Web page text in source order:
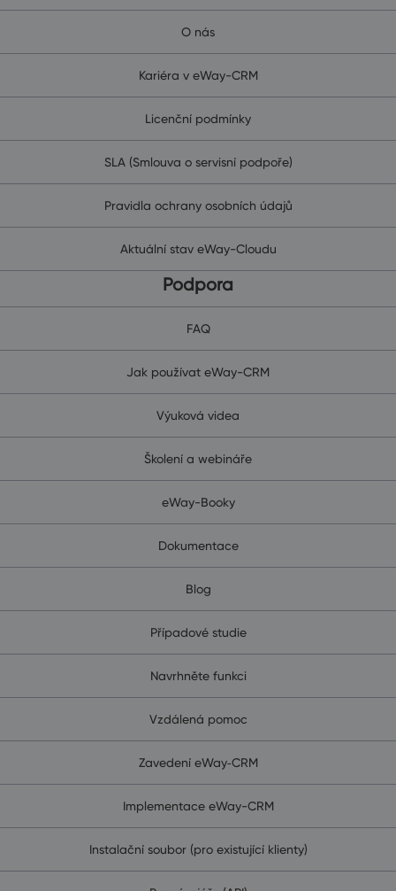
O nás
Kariéra v eWay-CRM
Licenční podmínky
SLA (Smlouva o servisní podpoře)
Pravidla ochrany osobních údajů
Aktuální stav eWay-Cloudu
Podpora
FAQ
Jak používat eWay-CRM
Výuková videa
Školení a webináře
eWay-Booky
Dokumentace
Blog
Případové studie
Navrhněte funkci
Vzdálená pomoc
Zavedení eWay‑CRM
Implementace eWay-CRM
Instalační soubor (pro existující klienty)